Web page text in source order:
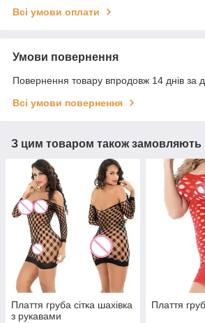
Всі умови оплати
Умови повернення
Повернення товару впродовж 14 днів за
Всі умови повернення
З цим товаром також замовляють
Плаття груба сітка шахівка
з рукавами
Плаття